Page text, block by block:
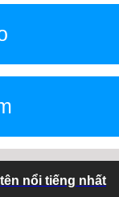
nổi tiếng nhất